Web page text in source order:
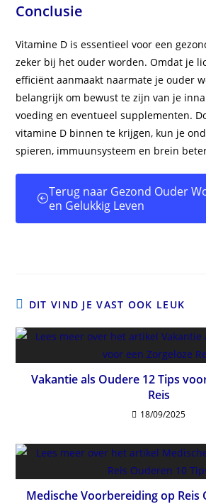
Conclusie
Vitamine D is essentieel voor een
zeker bij het ouder worden. Omdat je
efficiënt aanmaakt naarmate je ouder
belangrijk om bewust te zijn van je
voeding en eventueel supplementen.
vitamine D binnen te krijgen, kun je
spieren, immuunsysteem en brein
Terug naar Gezond Ouder
en Gelukkig Leven
DIT VIND JE VAST OOK LEUK
Vakantie als Oudere 12 Tips
Reis
18/09/2025
Medische Voorbereiding op Reis